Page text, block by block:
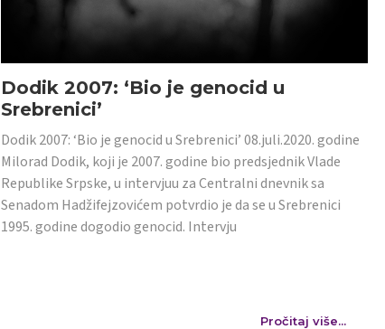
Dodik 2007: ‘Bio je genocid u
Srebrenici’
Dodik 2007: ‘Bio je genocid u Srebrenici’ 08.juli.2020. godine
Milorad Dodik, koji je 2007. godine bio predsjednik Vlade
Republike Srpske, u intervjuu za Centralni dnevnik sa
Senadom Hadžifejzovićem potvrdio je da se u Srebrenici
1995. godine dogodio genocid. Intervju
Pročitaj više...